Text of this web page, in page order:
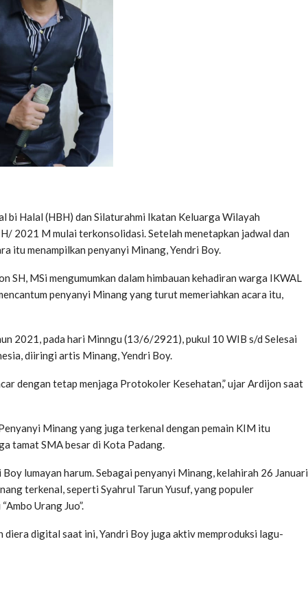
bi Halal (HBH) dan Silaturahmi Ikatan Keluarga Wilayah
2021 M mulai terkonsolidasi. Setelah menetapkan jadwal dan
itu menampilkan penyanyi Minang, Yendri Boy.
MSi mengumumkan dalam himbauan kehadiran warga IKWAL
penyanyi Minang yang turut memeriahkan acara itu,
2021, pada hari Minngu (13/6/2921), pukul 10 WIB s/d Selesai
diiringi artis Minang, Yendri Boy.
dengan tetap menjaga Protokoler Kesehatan,” ujar Ardijon saat
Minang yang juga terkenal dengan pemain KIM itu
tamat SMA besar di Kota Padang.
lumayan harum. Sebagai penyanyi Minang, kelahirah 26 Januari
terkenal, seperti Syahrul Tarun Yusuf, yang populer
Urang Juo”.
digital saat ini, Yandri Boy juga aktiv memproduksi lagu-